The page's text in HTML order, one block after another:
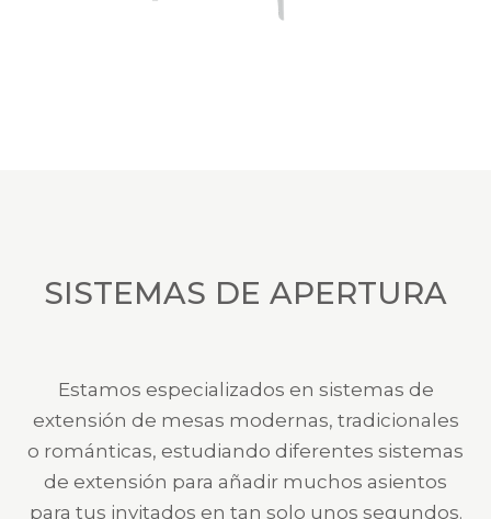
SISTEMAS DE APERTURA
Estamos especializados en sistemas de
extensión de mesas modernas, tradicionales
o románticas, estudiando diferentes sistemas
de extensión para añadir muchos asientos
para tus invitados en tan solo unos segundos.